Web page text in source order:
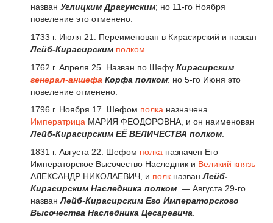
назван Углицким Драгунским; но 11-го Ноября
повеление это отменено.
1733 г. Июля 21. Переименован в Кирасирский и назван
Лейб-Кирасирским полком
1762 г. Апреля 25. Назван по Шефу Кирасирским
генерал-аншефа Корфа полком: но 5-го Июня это
повеление отменено.
1796 г. Ноября 17. Шефом полка назначена
Императрица МАРИЯ ФЕОДОРОВНА, и он наименован
Лейб-Кирасирским ЕЁ ВЕЛИЧЕСТВА полком.
1831 г. Августа 22. Шефом полка назначен Его
Императорское Высочество Наследник и Великий князь
АЛЕКСАНДР НИКОЛАЕВИЧ, и полк названЛейб-
Кирасирским Наследника полком . — Августа 29-го
названЛейб-Кирасирским Его Императорского
Высочества Наследника Цесаревича